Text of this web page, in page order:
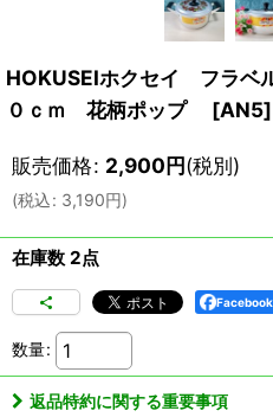
HOKUSEIホクセイ フラベ
０ｃｍ 花柄ポップ
[AN5]
販売価格: 2,900円(税別)
(税込: 3,190円)
在庫数 2点
数量:
返品特約に関する重要事項